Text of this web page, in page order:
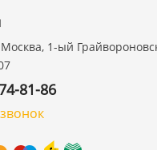
1-ый
81-86